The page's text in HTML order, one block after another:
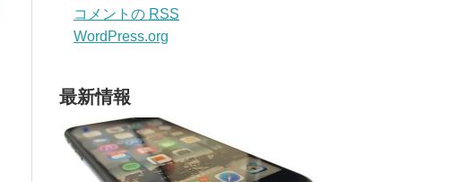
コメントの RSS
WordPress.org
最新情報